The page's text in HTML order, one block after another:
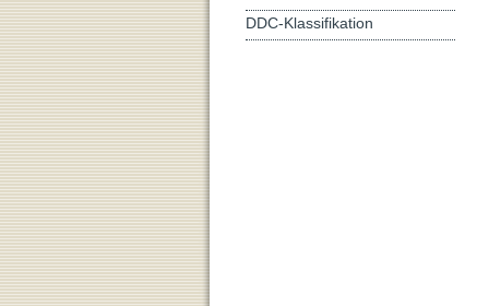
DDC-Klassifikation